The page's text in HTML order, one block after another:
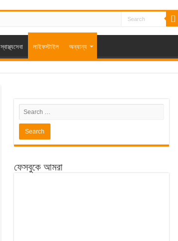
স্বাস্থ্যসেবা লাইফস্টাইল অন্যান্য
ফেসবুকে আমরা